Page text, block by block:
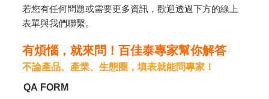
若您有任何問題或需要更多資訊，歡迎透過下方的線上
表單與我們聯繫。
有煩惱，就來問！百佳泰專家幫你解答
不論產品、產業、生態圈，填表就能問專家！
QA FORM